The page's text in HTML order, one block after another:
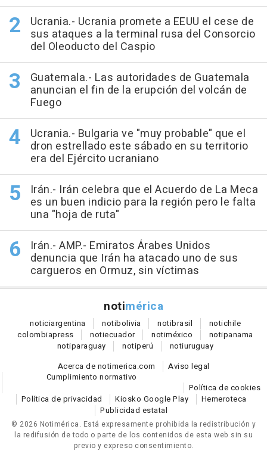
Ucrania.- Ucrania promete a EEUU el cese de
sus ataques a la terminal rusa del Consorcio
del Oleoducto del Caspio
Guatemala.- Las autoridades de Guatemala
anuncian el fin de la erupción del volcán de
Fuego
Ucrania.- Bulgaria ve "muy probable" que el
dron estrellado este sábado en su territorio
era del Ejército ucraniano
Irán.- Irán celebra que el Acuerdo de La Meca
es un buen indicio para la región pero le falta
una "hoja de ruta"
Irán.- AMP.- Emiratos Árabes Unidos
denuncia que Irán ha atacado uno de sus
cargueros en Ormuz, sin víctimas
notimérica
noticiargentina notibolivia notibrasil notichile
colombiapress notiecuador notiméxico notipanama
notiparaguay notiperú notiuruguay
Acerca de notimerica.com
Aviso legal
Cumplimiento normativo
Política de cookies
Política de privacidad
Kiosko Google Play
Hemeroteca
Publicidad estatal
© 2026 Notimérica. Está expresamente prohibida la redistribución y
la redifusión de todo o parte de los contenidos de esta web sin su
previo y expreso consentimiento.